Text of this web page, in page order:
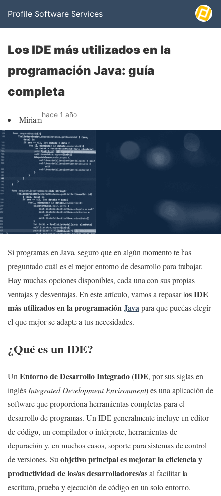
Profile Software Services
Los IDE más utilizados en la
programación Java: guía
completa
Miriamhace 1 año
Si programas en Java, seguro que en algún momento te has
preguntado cuál es el mejor entorno de desarrollo para trabajar.
Hay muchas opciones disponibles, cada una con sus propias
ventajas y desventajas. En este artículo, vamos a repasarlos IDE
más utilizados en la programaciónJavapara que puedas elegir
el que mejor se adapte a tus necesidades.
¿Qué es un IDE?
Un Entorno de Desarrollo Integrado(IDE, por sus siglas en
inglés Integrated Development Environment) es una aplicación de
software que proporciona herramientas completas para el
desarrollo de programas. Un IDE generalmente incluye un editor
de código, un compilador o intérprete, herramientas de
depuración y, en muchos casos, soporte para sistemas de control
de versiones. Su objetivo principal es mejorar la eficiencia y
productividad de los/as desarrolladores/asal facilitar la
escritura, prueba y ejecución de código en un solo entorno.